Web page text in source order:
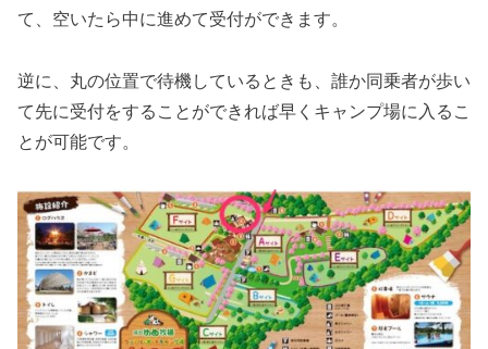
て、空いたら中に進めて受付ができます。
逆に、丸の位置で待機しているときも、誰か同乗者が歩い
て先に受付をすることができれば早くキャンプ場に入るこ
とが可能です。